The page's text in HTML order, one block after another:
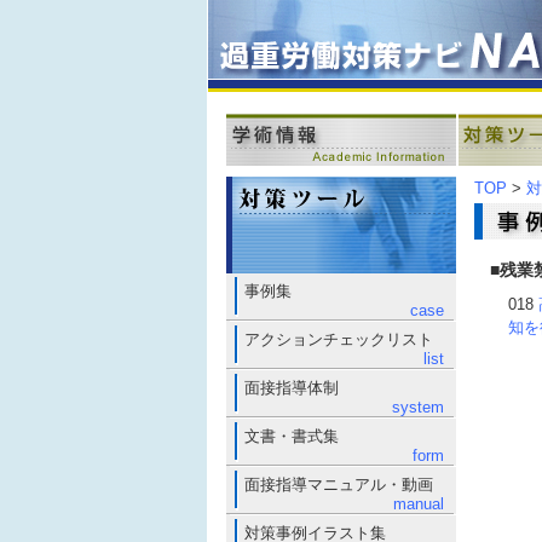
事例集
case
アクションチェックリスト
list
面接指導体制
system
文書・書式集
form
面接指導マニュアル・動画
manual
対策事例イラスト集
TOP >
■残業
018
知